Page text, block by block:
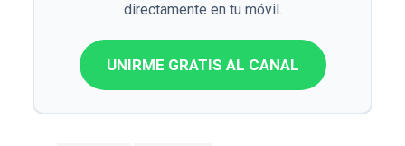
directamente en tu móvil.
UNIRME GRATIS AL CANAL